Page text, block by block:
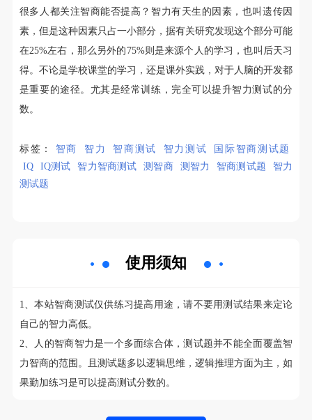
很多人都关注智商能否提高？智力有天生的因素，也叫遗传因
素，但是这种因素只占一小部分，据有关研究发现这个部分可能
在25%左右，那么另外的75%则是来源个人的学习，也叫后天习
得。不论是学校课堂的学习，还是课外实践，对于人脑的开发都
是重要的途径。尤其是经常训练，完全可以提升智力测试的分
数。
标签： 智商 智力 智商测试 智力测试
国际智商测试题
IQ
IQ测试 智力智商测试 测智商 测智力 智商测试题
智力
测试题
使用须知
1、本站智商测试仅供练习提高用途，请不要用测试结果来定论
自己的智力高低。
2、人的智商智力是一个多面综合体，测试题并不能全面覆盖智
力智商的范围。且测试题多以逻辑思维，逻辑推理方面为主，如
果勤加练习是可以提高测试分数的。